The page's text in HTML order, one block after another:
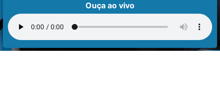
Ouça ao vivo